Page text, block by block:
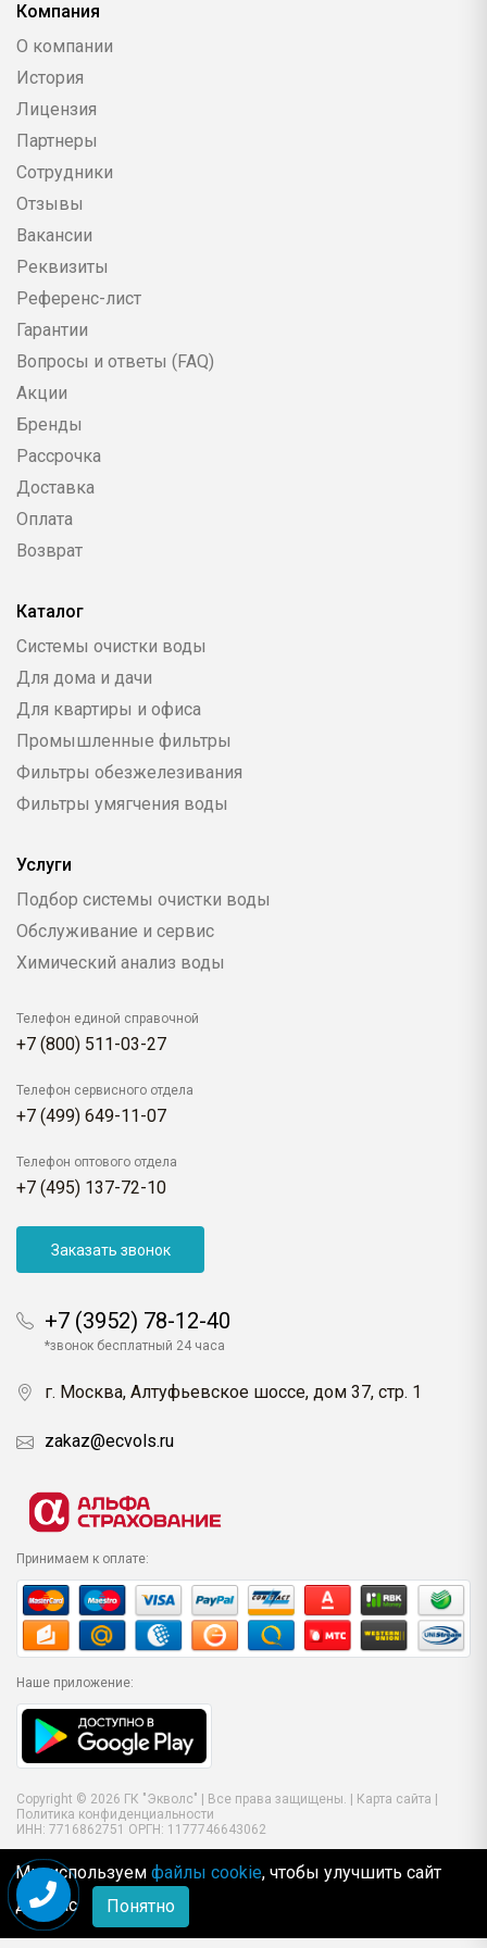
Компания
О компании
История
Лицензия
Партнеры
Сотрудники
Отзывы
Вакансии
Реквизиты
Референс-лист
Гарантии
Вопросы и ответы (FAQ)
Акции
Бренды
Рассрочка
Доставка
Оплата
Возврат
Каталог
Системы очистки воды
Для дома и дачи
Для квартиры и офиса
Промышленные фильтры
Фильтры обезжелезивания
Фильтры умягчения воды
Услуги
Подбор системы очистки воды
Обслуживание и сервис
Химический анализ воды
Телефон единой справочной
+7 (800) 511-03-27
Телефон сервисного отдела
+7 (499) 649-11-07
Телефон оптового отдела
+7 (495) 137-72-10
Заказать звонок
+7 (3952) 78-12-40
*звонок бесплатный 24 часа
г. Москва, Алтуфьевское шоссе, дом 37, стр. 1
zakaz@ecvols.ru
Принимаем к оплате:
Наше приложение:
Copyright © 2026 ГК "Экволс" | Все права защищены. | Карта сайта
Политика конфиденциальности
ИНН: 7716862751 ОРГН: 1177746643062
Мы используем файлы cookie, чтобы улучшить сайт
для Вас
Понятно